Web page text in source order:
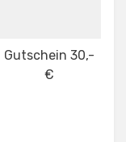
Gutschein 30,-
€